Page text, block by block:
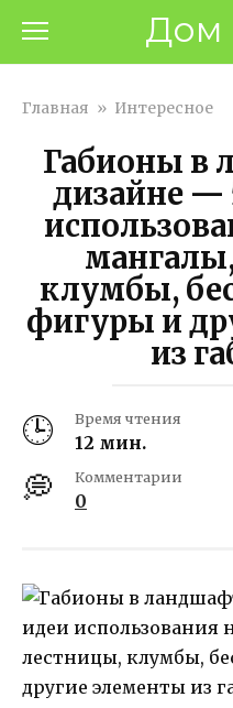
контенту
Дом
Главная » Интересное
Габионы в
дизайне —
клумбы,
фигуры и
из
Время чтения
12 мин.
Комментарии
0